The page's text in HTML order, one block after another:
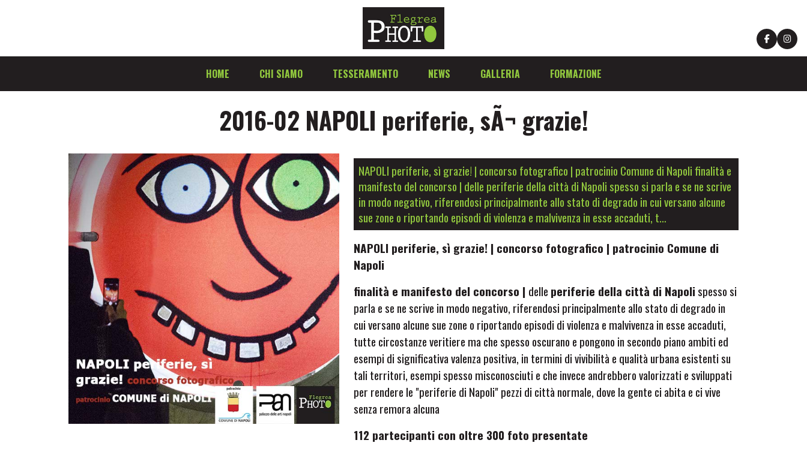
HOME CHI SIAMO TESSERAMENTO NEWS GALLERIA FORMAZIONE
2016-02 NAPOLI periferie, sÃ¬ grazie!
NAPOLI periferie, sì grazie! | concorso fotografico | patrocinio Comune di Napoli finalità e
manifesto del concorso | delle periferie della città di Napoli spesso si parla e se ne scrive
in modo negativo, riferendosi principalmente allo stato di degrado in cui versano alcune
sue zone o riportando episodi di violenza e malvivenza in esse accaduti, t…
NAPOLI periferie, sì grazie! | concorso fotografico | patrocinio Comune di
Napoli
finalità e manifesto del concorso | delle periferie della città di Napolispesso si
parla e se ne scrive in modo negativo, riferendosi principalmente allo stato di degrado in
cui versano alcune sue zone o riportando episodi di violenza e malvivenza in esse accaduti,
tutte circostanze veritiere ma che spesso oscurano e pongono in secondo piano ambiti ed
esempi di significativa valenza positiva, in termini di vivibilità e qualità urbana esistenti su
tali territori, esempi spesso misconosciuti e che invece andrebbero valorizzati e sviluppati
per rendere le "periferie di Napoli" pezzi di città normale, dove la gente ci abita e ci vive
senza remora alcuna
112 partecipanti con oltre 300 foto presentate